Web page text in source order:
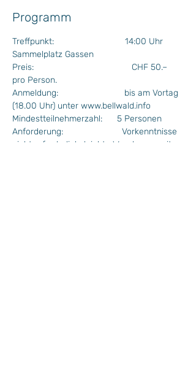
Programm
Treffpunkt:                             14:00 Uhr
Sammelplatz Gassen
Preis:                                        CHF 50.–
pro Person.
Anmeldung:                           bis am Vortag
(18.00 Uhr) unter www.bellwald.info
Mindestteilnehmerzahl:      5 Personen
Anforderung:                        Vorkenntnisse
nicht erforderlich, leichte Wanderung mit